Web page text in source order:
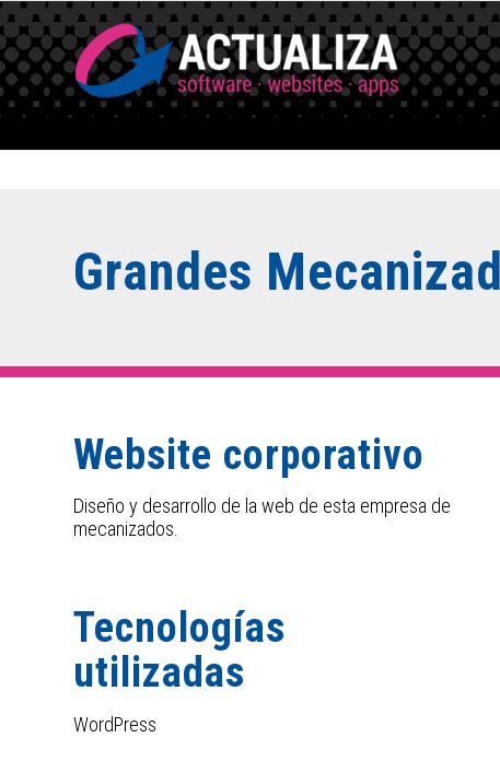
Grandes
Website corporativo
Diseño y desarrollo de la web de esta empresa de
mecanizados.
Tecnologías
utilizadas
WordPress